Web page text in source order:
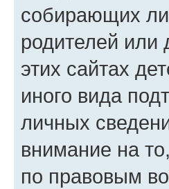
собирающих
родителей или
этих сайтах
иного вида
личных
внимание на
по правовым